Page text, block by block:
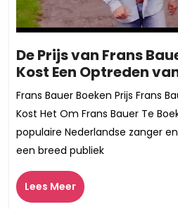
De Prijs van Frans
Kost Een Optreden
Frans Bauer Boeken Prijs Frans
Kost Het Om Frans Bauer Te
populaire Nederlandse zanger
een breed publiek
Lees MeerLees
Meer